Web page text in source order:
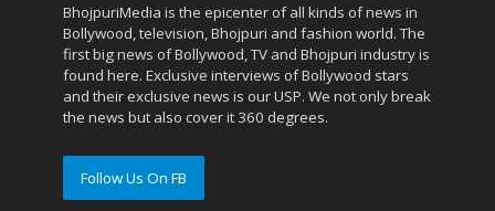
BhojpuriMedia is the epicenter of all kinds of news in
Bollywood, television, Bhojpuri and fashion world. The
first big news of Bollywood, TV and Bhojpuri industry is
found here. Exclusive interviews of Bollywood stars
and their exclusive news is our USP. We not only break
the news but also cover it 360 degrees.
Follow Us On FB